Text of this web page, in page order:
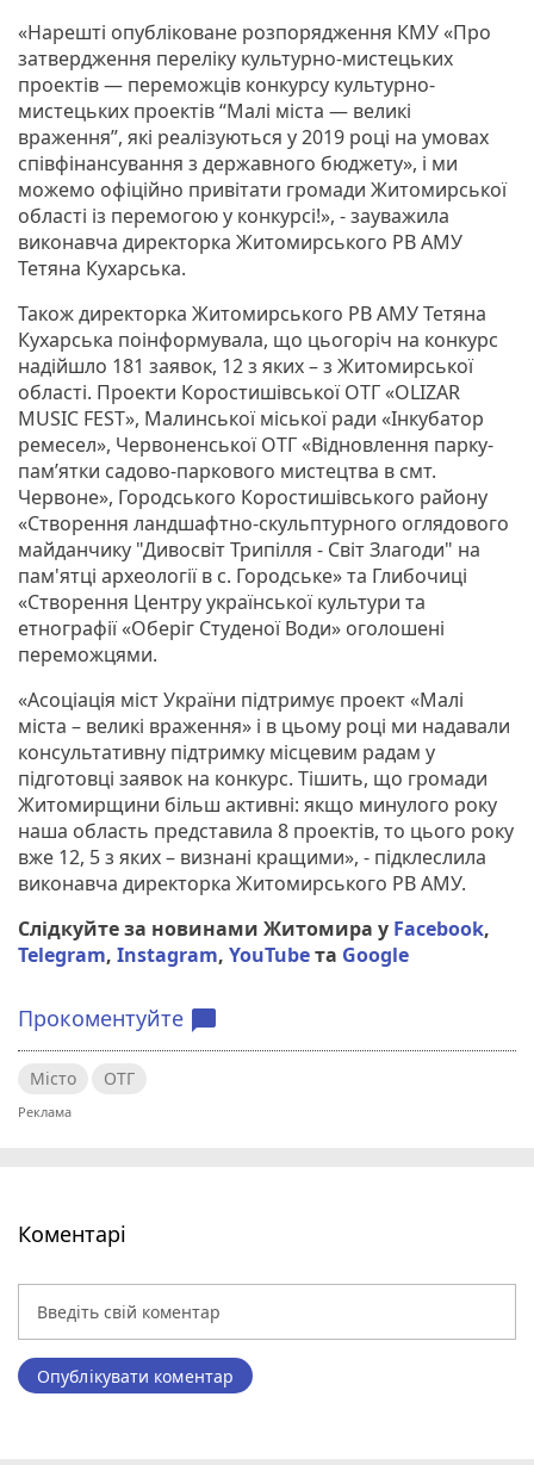
«Нарешті опубліковане розпорядження КМУ «Про
затвердження переліку культурно-мистецьких
проектів — переможців конкурсу культурно-
мистецьких проектів “Малі міста — великі
враження”, які реалізуються у 2019 році на умовах
співфінансування з державного бюджету», і ми
можемо офіційно привітати громади Житомирської
області із перемогою у конкурсі!», - зауважила
виконавча директорка Житомирського РВ АМУ
Тетяна Кухарська.
Також директорка Житомирського РВ АМУ Тетяна
Кухарська поінформувала, що цьогоріч на конкурс
надійшло 181 заявок, 12 з яких – з Житомирської
області. Проекти Коростишівської ОТГ «OLIZAR
MUSIC FEST», Малинської міської ради «Інкубатор
ремесел», Червоненської ОТГ «Відновлення парку-
пам’ятки садово-паркового мистецтва в смт.
Червоне», Городського Коростишівського району
«Створення ландшафтно-скульптурного оглядового
майданчику "Дивосвіт Трипілля - Світ Злагоди" на
пам'ятці археології в с. Городське» та Глибочиці
«Створення Центру української культури та
етнографії «Оберіг Студеної Води» оголошені
переможцями.
«Асоціація міст України підтримує проект «Малі
міста – великі враження» і в цьому році ми надавали
консультативну підтримку місцевим радам у
підготовці заявок на конкурс. Тішить, що громади
Житомирщини більш активні: якщо минулого року
наша область представила 8 проектів, то цього року
вже 12, 5 з яких – визнані кращими», - підклеслила
виконавча директорка Житомирського РВ АМУ.
Слідкуйте за новинами Житомира у Facebook,
Telegram, Instagram, YouTubeта Google
Прокоментуйте chat_bubble
Місто ОТГ
Коментарі
Опублікувати коментар